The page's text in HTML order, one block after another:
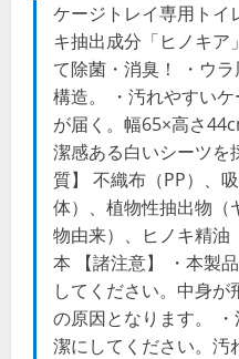
ケージトレイ専用トイ
キ抽出成分「ヒノキア
て除菌・消臭！ ・ウ
構造。 ・汚れやすい
が届く。幅65×高さ
潔感ある白いシーツを
質】 不織布（PP）、
体）、植物性抽出物（
物由来）、ヒノキ精油
本 【諸注意】 ・本製
してください。中身
の原因となります。
潔にしてください。汚